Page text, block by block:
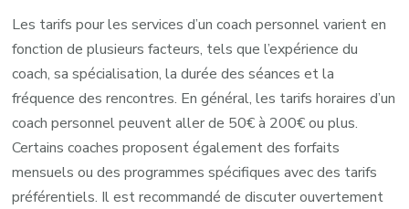
Les tarifs pour les services d’un coach personnel varient en
fonction de plusieurs facteurs, tels que l’expérience du
coach, sa spécialisation, la durée des séances et la
fréquence des rencontres. En général, les tarifs horaires d’un
coach personnel peuvent aller de 50€ à 200€ ou plus.
Certains coaches proposent également des forfaits
mensuels ou des programmes spécifiques avec des tarifs
préférentiels. Il est recommandé de discuter ouvertement